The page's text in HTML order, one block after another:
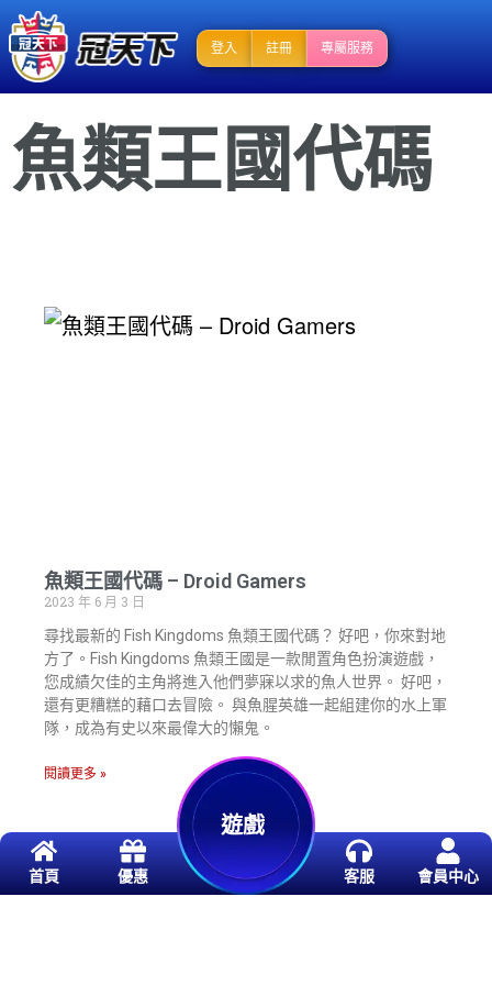
登入 註冊 專屬服務
魚類王國代碼
魚類王國代碼 – Droid Gamers
2023 年 6 月 3 日
尋找最新的 Fish Kingdoms 魚類王國代碼？ 好吧，你來對地
方了。Fish Kingdoms 魚類王國是一款閒置角色扮演遊戲，
您成績欠佳的主角將進入他們夢寐以求的魚人世界。 好吧，
還有更糟糕的藉口去冒險。 與魚腥英雄一起組建你的水上軍
隊，成為有史以來最偉大的懶鬼。
閱讀更多 »
首頁 優惠
遊戲
客服 會員中心